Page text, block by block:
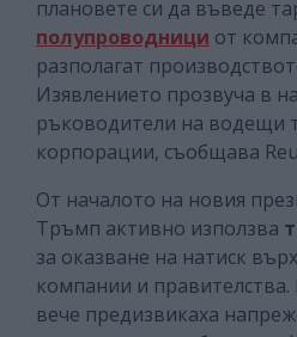
плановете си да въведе
полупроводници от
разполагат
Изявлението прозвуча в
ръководители на водещи
корпорации, съобщава
От началото на новия
Тръмп активно използва
за оказване на натиск
компании и
вече предизвикаха